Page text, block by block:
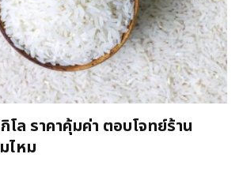
โล ราคาคุ้มค่า ตอบโจทย์ร้าน
ไหม